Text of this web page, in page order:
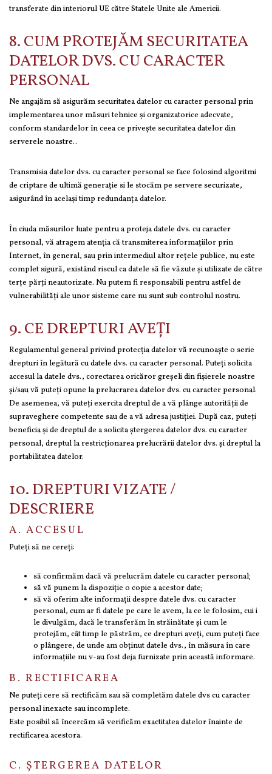
transferate din interiorul UE către Statele Unite ale Americii.
8. CUM PROTEJĂM SECURITATEA
DATELOR DVS. CU CARACTER
PERSONAL
Ne angajăm să asigurăm securitatea datelor cu caracter personal prin
implementarea unor măsuri tehnice și organizatorice adecvate,
conform standardelor în ceea ce privește securitatea datelor din
serverele noastre..
Transmisia datelor dvs. cu caracter personal se face folosind algoritmi
de criptare de ultimă generație si le stocăm pe servere securizate,
asigurând în acelaşi timp redundanța datelor.
În ciuda măsurilor luate pentru a proteja datele dvs. cu caracter
personal, vă atragem atenţia că transmiterea informaţiilor prin
Internet, în general, sau prin intermediul altor reţele publice, nu este
complet sigură, existând riscul ca datele să fie văzute şi utilizate de către
terţe părţi neautorizate. Nu putem fi responsabili pentru astfel de
vulnerabilități ale unor sisteme care nu sunt sub controlul nostru.
9. CE DREPTURI AVEȚI
Regulamentul general privind protecția datelor vă recunoaște o serie
drepturi în legătură cu datele dvs. cu caracter personal. Puteți solicita
accesul la datele dvs., corectarea oricăror greșeli din fișierele noastre
și/sau vă puteți opune la prelucrarea datelor dvs. cu caracter personal.
De asemenea, vă puteți exercita dreptul de a vă plânge autorității de
supraveghere competente sau de a vă adresa justiției. După caz, puteți
beneficia și de dreptul de a solicita ștergerea datelor dvs. cu caracter
personal, dreptul la restricționarea prelucrării datelor dvs. și dreptul la
portabilitatea datelor.
10. DREPTURI VIZATE /
DESCRIERE
A. ACCESUL
Puteți să ne cereți:
să confirmăm dacă vă prelucrăm datele cu caracter personal;
să vă punem la dispoziție o copie a acestor date;
să vă oferim alte informații despre datele dvs. cu caracter
personal, cum ar fi datele pe care le avem, la ce le folosim, cui i
le divulgăm, dacă le transferăm în străinătate și cum le
protejăm, cât timp le păstrăm, ce drepturi aveți, cum puteți face
o plângere, de unde am obținut datele dvs., în măsura în care
informațiile nu v-au fost deja furnizate prin această informare.
B. RECTIFICAREA
Ne puteți cere să rectificăm sau să completăm datele dvs cu caracter
personal inexacte sau incomplete.
Este posibil să încercăm să verificăm exactitatea datelor înainte de
rectificarea acestora.
C. ȘTERGEREA DATELOR